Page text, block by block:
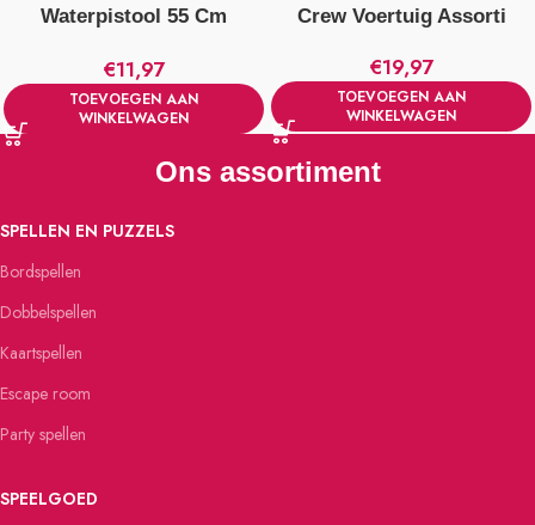
Waterpistool 55 Cm
€11,97
TOEVOEGEN AAN
WINKELWAGEN
Crew Voertuig Assorti
€19,97
TOEVOEGEN AAN
WINKELWAGEN
Ons assortiment
SPELLEN EN PUZZELS
Bordspellen
Dobbelspellen
Kaartspellen
Escape room
Party spellen
SPEELGOED